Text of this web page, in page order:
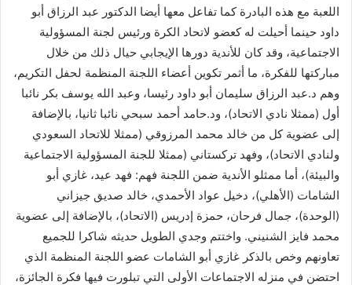
اللعبة مع هذه البادرة كما تفاعل معها أيضا الدكتور عبد الرزاق أبو
داود حينما ‏أحيلت له كعضو لاتحاد الكرة ورئيس لجنة المسؤولية
الاجتماعية، وقد كان للأندية ‏دورها الإيجابي حيال ذلك من خلال
مباركتها للفكرة، ما أثمر تكوين أعضاء اللجنة ‏المنظمة لحفل التكريم،
وهم د.عبد الرزاق سليمان أبو داود رئيسا، وعبد الله يوسف بكر ‏نائبا
أول (ممثلا نادي الاتحاد)، ود.حامد أحمد سبحي نائبا ثانيا، بالإضافة
إلى عضوية كل من خالد محمد المرزوقي (ممثلا للاتحاد السعودي
و‏لنادي الاتحاد)، وفهد تركستاني (ممثلا للجنة المسؤولية الاجتماعية
والبيئة)، أما ممثلو الأندية ضمن اللجنة فهم: فهد ‏عيد، غازي أبو
الشامات (الأهلي)، دخيل عواد الأحمدي، خالد صديق جيزاني
(الوحدة)، ‏جمال فرحان، حمزة إدريس (الاتحاد)، بالإضافة إلى عضوية
محمد فايز الشنيني.‎ واختتم وجدي الطويل حديثه شاكرا للجميع
تعاونهم وخص بالذكر غازي أبو الشامات ‏عضو اللجنة المنظمة الذي
احتضن في منزله الاجتماعات الأولى التي تبلورت فيها فكرة ‏الجائزة،